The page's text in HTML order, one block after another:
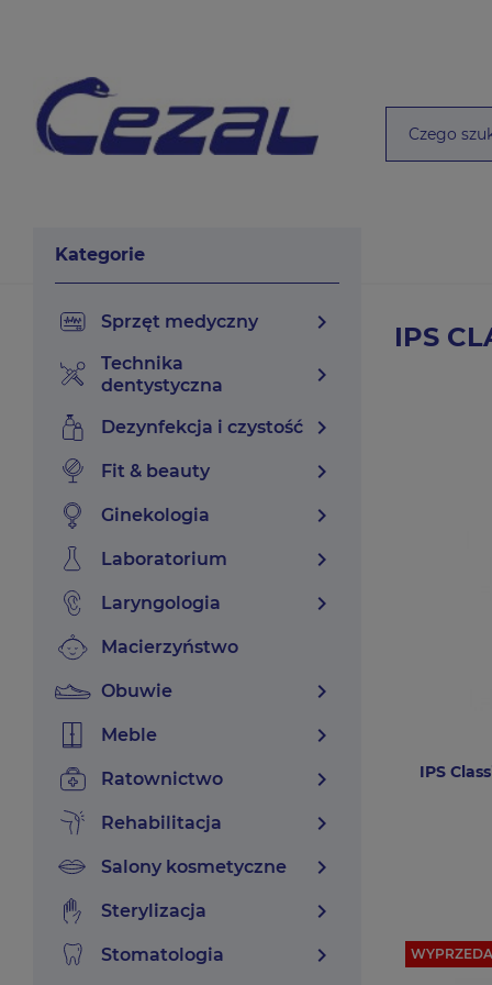
Kategorie
sprzęt medyczny chevron_right
technika
dentystyczna
chevron_right
dezynfekcja i czystość chevron_right
fit & beauty chevron_right
ginekologia chevron_right
laboratorium chevron_right
laryngologia chevron_right
macierzyństwo
obuwie chevron_right
meble chevron_right
ratownictwo chevron_right
rehabilitacja chevron_right
salony kosmetyczne chevron_right
sterylizacja chevron_right
stomatologia chevron_right
IPS
IPS